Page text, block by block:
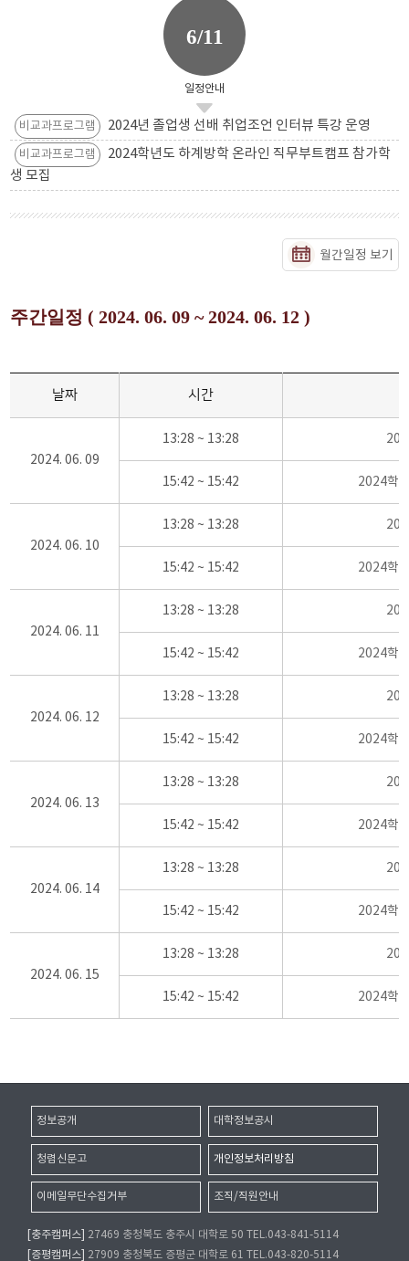
6/11
일정안내
비교과프로그램 2024년 졸업생 선배 취업조언 인터뷰 특강 운영
비교과프로그램
2024학년도 하계방학 온라인 직무부트캠프 참가학
생 모집
월간일정 보기
주간일정 ( 2024. 06. 09 ~ 2024. 06. 12 )
날짜 시간
2024. 06. 09
13:28 ~ 13:28
15:42 ~ 15:42 2024학
2024. 06. 10
13:28 ~ 13:28
15:42 ~ 15:42 2024학
2024. 06. 11
13:28 ~ 13:28
15:42 ~ 15:42 2024학
2024. 06. 12
13:28 ~ 13:28
15:42 ~ 15:42 2024학
2024. 06. 13
13:28 ~ 13:28
15:42 ~ 15:42 2024학
2024. 06. 14
13:28 ~ 13:28
15:42 ~ 15:42 2024학
2024. 06. 15
13:28 ~ 13:28
15:42 ~ 15:42 2024학
정보공개 대학정보공시
청렴신문고 개인정보처리방침
이메일무단수집거부 조직/직원안내
[충주캠퍼스]
27469 충청북도 충주시 대학로 50 TEL.043-841-5114
[증평캠퍼스]
27909 충청북도 증평군 대학로 61 TEL.043-820-5114